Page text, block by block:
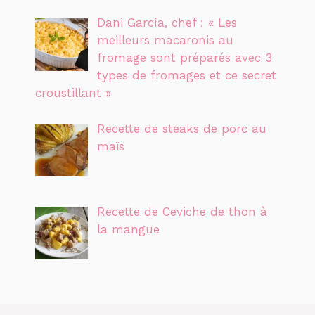
Dani García, chef : « Les
meilleurs macaronis au
fromage sont préparés avec 3
types de fromages et ce secret
croustillant »
Recette de steaks de porc au
maïs
Recette de Ceviche de thon à
la mangue